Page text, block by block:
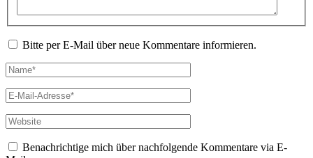
Bitte per E-Mail über neue Kommentare informieren.
Name*
E-
Mail-
Adresse*
Website
Benachrichtige mich über nachfolgende Kommentare via E-